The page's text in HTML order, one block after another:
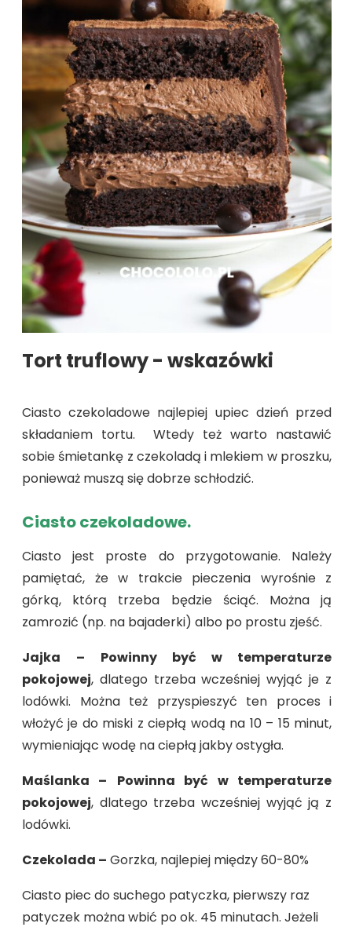
Tort truflowy - wskazówki
Ciasto czekoladowe najlepiej upiec dzień przed
składaniem tortu. Wtedy też warto nastawić
sobie śmietankę z czekoladą i mlekiem w proszku,
ponieważ muszą się dobrze schłodzić.
Ciasto czekoladowe.
Ciasto jest proste do przygotowanie. Należy
pamiętać, że w trakcie pieczenia wyrośnie z
górką, którą trzeba będzie ściąć. Można ją
zamrozić (np. na bajaderki) albo po prostu zjeść.
Jajka
–
Powinny być w temperaturze
pokojowej, dlatego trzeba wcześniej wyjąć je z
lodówki. Można też przyspieszyć ten proces i
włożyć je do miski z ciepłą wodą na 10 – 15 minut,
wymieniając wodę na ciepłą jakby ostygła.
Maślanka –
Powinna być w temperaturze
pokojowej, dlatego trzeba wcześniej wyjąć ją z
lodówki.
Czekolada – Gorzka, najlepiej między 60-80%
Ciasto piec do suchego patyczka, pierwszy raz
patyczek można wbić po ok. 45 minutach. Jeżeli